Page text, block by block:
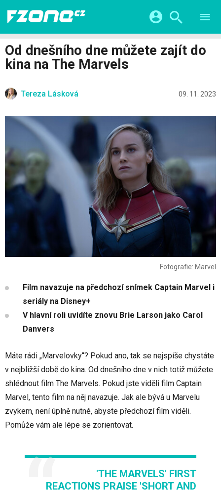
VIDEA
KATEGORIE
CHYTRÁ MĚSTA
ŽIVOT BUDOUCNOSTI
FINTECH
Facebook Google
Twitter Microsoft
Od dnešního dne můžete zajít do
kina na The Marvels
Tereza Lásková 09. 11. 2023
Fotografie: Marvel
Film navazuje na předchozí snímek Captain Marvel i
seriály na Disney+
V hlavní roli uvidíte znovu Brie Larson jako Carol
Danvers
Máte rádi „Marvelovky“? Pokud ano, tak se nejspíše chystáte
v nejbližší době do kina. Od dnešního dne v nich totiž můžete
shlédnout film The Marvels. Pokud jste viděli film Captain
Marvel, tento film na něj navazuje. Jak ale bývá u Marvelu
zvykem, není úplně nutné, abyste předchozí film viděli.
Pomůže vám ale lépe se zorientovat.
'THE MARVELS' FIRST
REACTIONS PRAISE 'SHORT AND